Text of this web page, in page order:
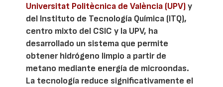
Universitat Politècnica de València (UPV)y
del Instituto de Tecnología Química (ITQ),
centro mixto del CSIC y la UPV, ha
desarrollado un sistema que permite
obtener hidrógeno limpio a partir de
metano mediante energía de microondas.
La tecnología reduce significativamente el